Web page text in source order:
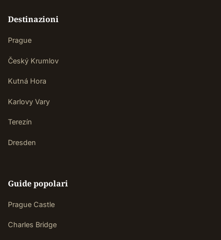
Destinazioni
Prague
Český Krumlov
Kutná Hora
Karlovy Vary
Terezín
Dresden
Guide popolari
Prague Castle
Charles Bridge